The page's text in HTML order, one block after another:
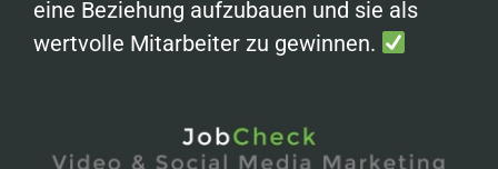
eine Beziehung aufzubauen und sie als
wertvolle Mitarbeiter zu gewinnen.